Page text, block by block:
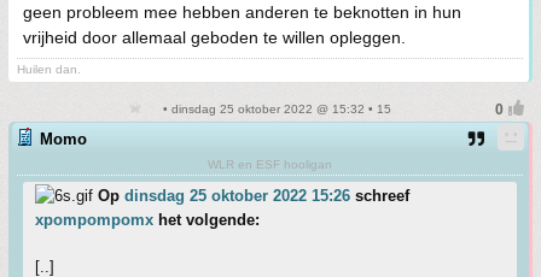
geen probleem mee hebben anderen te beknotten in hun
vrijheid door allemaal geboden te willen opleggen.
Huilen dan.
• dinsdag 25 oktober 2022 @ 15:32 • 15
Momo
WLR en ESF hooligan
Op dinsdag 25 oktober 2022 15:26 schreef
xpompompomx het volgende:
[..]